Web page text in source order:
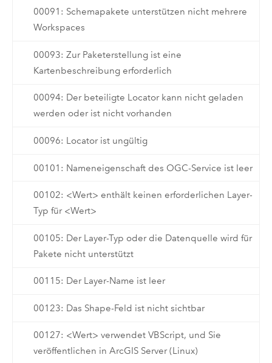
00091: Schemapakete unterstützen nicht mehrere
Workspaces
00093: Zur Paketerstellung ist eine
Kartenbeschreibung erforderlich
00094: Der beteiligte Locator kann nicht geladen
werden oder ist nicht vorhanden
00096: Locator ist ungültig
00101: Nameneigenschaft des OGC-Service ist leer
00102: <Wert> enthält keinen erforderlichen Layer-
Typ für <Wert>
00105: Der Layer-Typ oder die Datenquelle wird für
Pakete nicht unterstützt
00115: Der Layer-Name ist leer
00123: Das Shape-Feld ist nicht sichtbar
00127: <Wert> verwendet VBScript, und Sie
veröffentlichen in ArcGIS Server (Linux)